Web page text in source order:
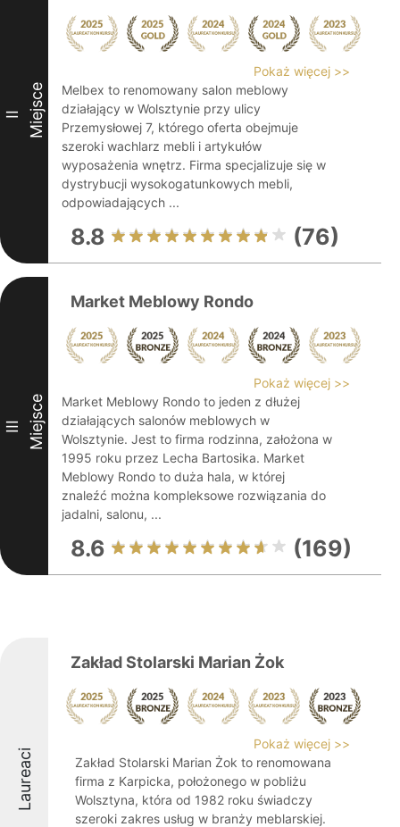
II Miejsce
Pokaż więcej >>
Melbex to renomowany salon meblowy
działający w Wolsztynie przy ulicy
Przemysłowej 7, którego oferta obejmuje
szeroki wachlarz mebli i artykułów
wyposażenia wnętrz. Firma specjalizuje się w
dystrybucji wysokogatunkowych mebli,
odpowiadających ...
8.8 (76)
III Miejsce
Market Meblowy Rondo
Pokaż więcej >>
Market Meblowy Rondo to jeden z dłużej
działających salonów meblowych w
Wolsztynie. Jest to firma rodzinna, założona w
1995 roku przez Lecha Bartosika. Market
Meblowy Rondo to duża hala, w której
znaleźć można kompleksowe rozwiązania do
jadalni, salonu, ...
8.6 (169)
Laureaci
Zakład Stolarski Marian Żok
Pokaż więcej >>
Zakład Stolarski Marian Żok to renomowana
firma z Karpicka, położonego w pobliżu
Wolsztyna, która od 1982 roku świadczy
szeroki zakres usług w branży meblarskiej.